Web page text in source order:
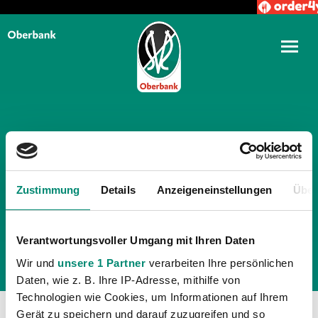
Zustimmung Details Anzeigeneinstellungen
Verantwortungsvoller Umgang mit Ihren Daten
Wir und unsere 1 Partner verarbeiten Ihre persönlichen
Daten, wie z. B. Ihre IP-Adresse, mithilfe von
Technologien wie Cookies, um Informationen auf Ihrem
Gerät zu speichern und darauf zuzugreifen und so
TÄGLICHE ARCHIVE: 20.
JULI 2013